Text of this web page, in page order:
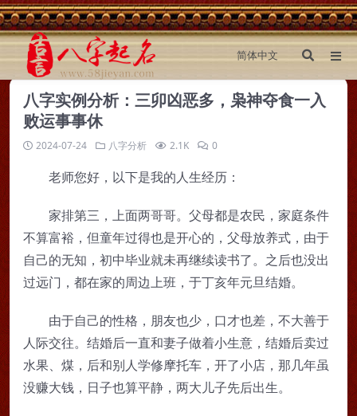
八字实例分析：三卯凶恶多，枭神夺食一入
败运事事休
2024-07-24 八字分析 2.1K 0
老师您好，以下是我的人生经历：
家排第三，上面两哥哥。父母都是农民，家庭条件
不算富裕，但童年过得也是开心的，父母放养式，由于
自己的无知，初中毕业就未再继续读书了。之后也没出
过远门，都在家的周边上班，于丁亥年元旦结婚。
由于自己的性格，朋友也少，口才也差，不大善于
人际交往。结婚后一直和妻子做着小生意，结婚后卖过
水果、煤，后和别人学修摩托车，开了小店，那几年虽
没赚大钱，日子也算平静，两大儿子先后出生。